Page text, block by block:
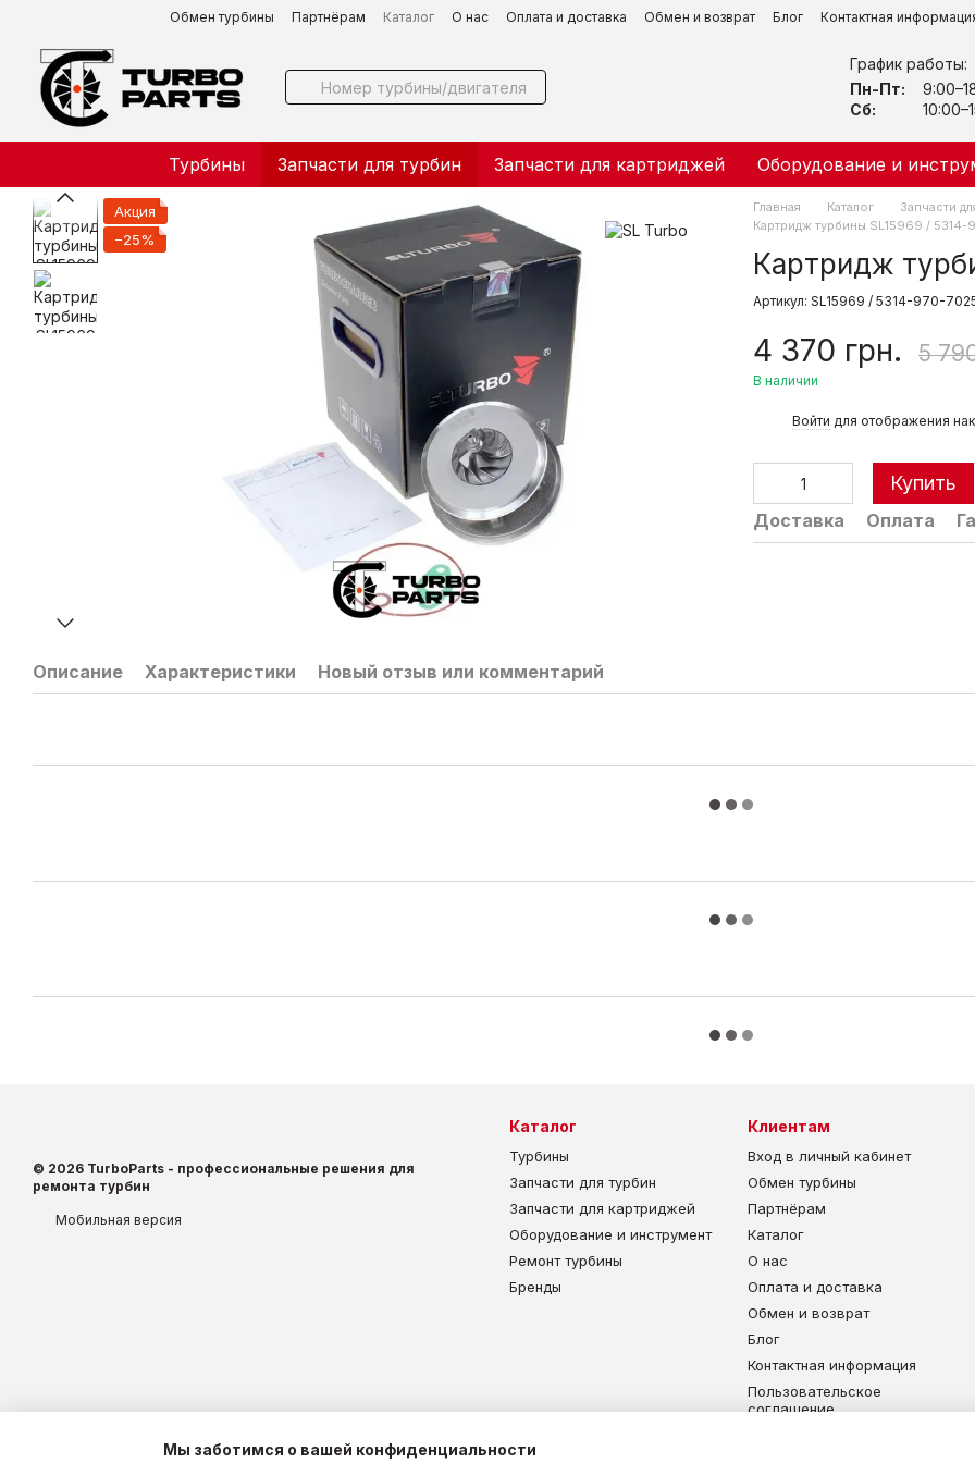
Перейти к основному контенту
Обмен турбины Партнёрам Каталог О нас Оплата и доставка Обмен и возврат Блог Контактная
График работы:
Пн-Пт:
Сб:
Турбины Запчасти для турбин Запчасти для картриджей Оборудование и
Акция
−25%
Главная Каталог Запчасти
Картридж турбины SL15969 / 5314-
Картридж
Артикул: SL15969 / 5314-970-
4 370 грн. 5
В наличии
Войти для отображения
Купить
Доставка Оплата
Описание Характеристики Новый отзыв или комментарий
© 2026 TurboParts - профессиональные решения для
ремонта турбин
Мобильная версия
Каталог
Турбины
Запчасти для турбин
Запчасти для картриджей
Оборудование и инструмент
Ремонт турбины
Бренды
Клиентам
Вход в личный кабинет
Обмен турбины
Партнёрам
Каталог
О нас
Оплата и доставка
Обмен и возврат
Блог
Контактная информация
Пользовательское
соглашение
Мы заботимся о вашей конфиденциальности